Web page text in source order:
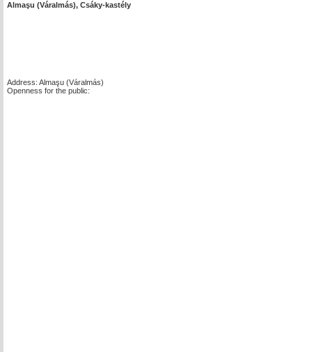
Almaşu (Váralmás), Csáky-kastély
Address: Almaşu (Váralmás)
Openness for the public: